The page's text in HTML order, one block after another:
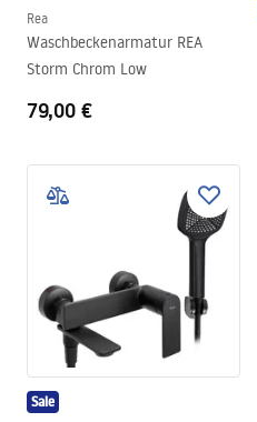
Rea
Waschbeckenarmatur REA
Storm Chrom Low
79,00 €
Sale